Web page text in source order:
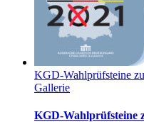
KGD-Wahlprüfsteine
Gallerie
KGD-Wahlprüfsteine